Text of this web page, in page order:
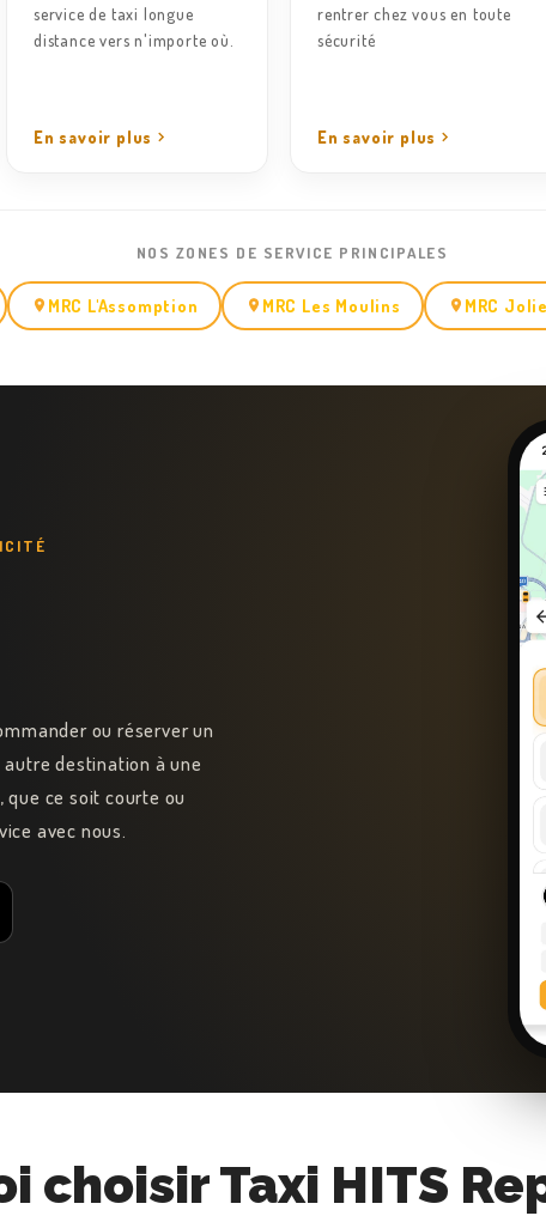
service de taxi longue
distance vers n'importe où.
En savoir plus
rentrer chez vous en toute
sécurité
En savoir plus
NOS ZONES DE SERVICE PRINCIPALES
MRC L'Assomption MRC Les Moulins MRC
ou réserver un
destination à une
ce soit courte ou
avec nous.
choisir Taxi HITS